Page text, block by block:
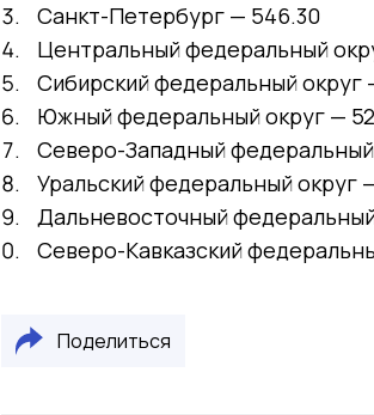
Санкт-Петербург — 546.30
Центральный федеральный
Сибирский федеральный округ
Южный федеральный округ —
Северо-Западный
Уральский федеральный округ
Дальневосточный
Северо-Кавказский
Поделиться